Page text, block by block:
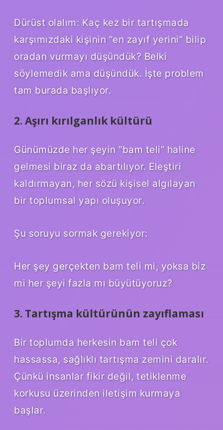
Dürüst olalım: Kaç kez bir tartışmada
karşımızdaki kişinin “en zayıf yerini” bilip
oradan vurmayı düşündük? Belki
söylemedik ama düşündük. İşte problem
tam burada başlıyor.
2. Aşırı kırılganlık kültürü
Günümüzde her şeyin “bam teli” haline
gelmesi biraz da abartılıyor. Eleştiri
kaldırmayan, her sözü kişisel algılayan
bir toplumsal yapı oluşuyor.
Şu soruyu sormak gerekiyor:
Her şey gerçekten bam teli mi, yoksa biz
mi her şeyi fazla mı büyütüyoruz?
3. Tartışma kültürünün zayıflaması
Bir toplumda herkesin bam teli çok
hassassa, sağlıklı tartışma zemini daralır.
Çünkü insanlar fikir değil, tetiklenme
korkusu üzerinden iletişim kurmaya
başlar.